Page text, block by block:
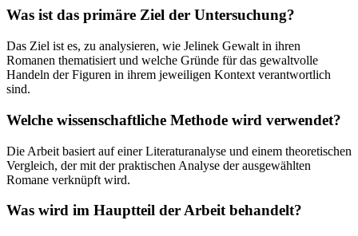
Was ist das primäre Ziel der Untersuchung?
Das Ziel ist es, zu analysieren, wie Jelinek Gewalt in ihren
Romanen thematisiert und welche Gründe für das gewaltvolle
Handeln der Figuren in ihrem jeweiligen Kontext verantwortlich
sind.
Welche wissenschaftliche Methode wird verwendet?
Die Arbeit basiert auf einer Literaturanalyse und einem theoretischen
Vergleich, der mit der praktischen Analyse der ausgewählten
Romane verknüpft wird.
Was wird im Hauptteil der Arbeit behandelt?